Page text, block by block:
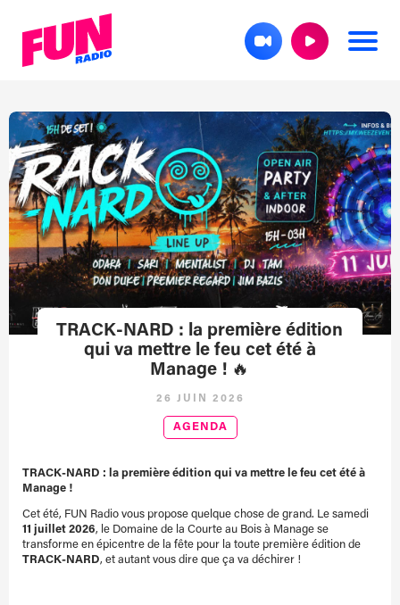
TRACK-NARD : la première édition
qui va mettre le feu cet été à
Manage ! 🔥
26 JUIN 2026
AGENDA
TRACK-NARD : la première édition qui va mettre le feu cet été à
Manage !
Cet été, FUN Radio vous propose quelque chose de grand. Le samedi
11 juillet 2026, le Domaine de la Courte au Bois à Manage se
transforme en épicentre de la fête pour la toute première édition de
TRACK-NARD, et autant vous dire que ça va déchirer !